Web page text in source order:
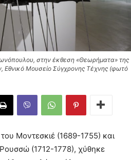
στην έκθεση «Θεωρήματα» της
Μουσείο Σύγχρονης Τέχνης (φωτό
Μοντεσκιέ (1689-1755) και
(1712-1778), χύθηκε